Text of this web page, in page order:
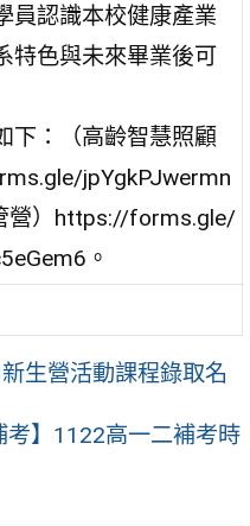
員認識本校健康產業
特色與未來畢業後可
下：（高齡智慧照顧
jpYgkPJwermn
營）https://forms.gle/
。
生營活動課程錄取名
考】1122高一二補考時